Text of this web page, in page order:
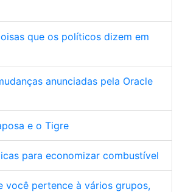
que os políticos dizem em
anunciadas pela Oracle
e o Tigre
para economizar combustível
você pertence à vários grupos,